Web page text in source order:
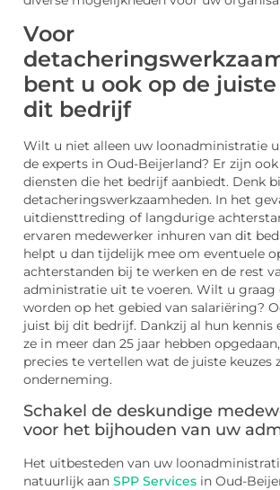
Voor
bent u ook op de
dit bedrijf
Wilt u niet alleen uw loonadministratie
de experts in Oud-Beijerland? Er zijn
diensten die het bedrijf aanbiedt. Denk
detacheringswerkzaamheden. In het
uitdiensttreding of langdurige
ervaren medewerker inhuren van dit
helpt u dan tijdelijk mee om eventuele
achterstanden bij te werken en de rest
administratie uit te voeren. Wilt u graag
worden op het gebied van salariëring?
juist bij dit bedrijf. Dankzij al hun kennis
ze in meer dan 25 jaar hebben
precies te vertellen wat de juiste keuzes
onderneming.
Schakel de deskundige
voor het bijhouden van uw
Het uitbesteden van uw
natuurlijk aan SPP Services in Oud-